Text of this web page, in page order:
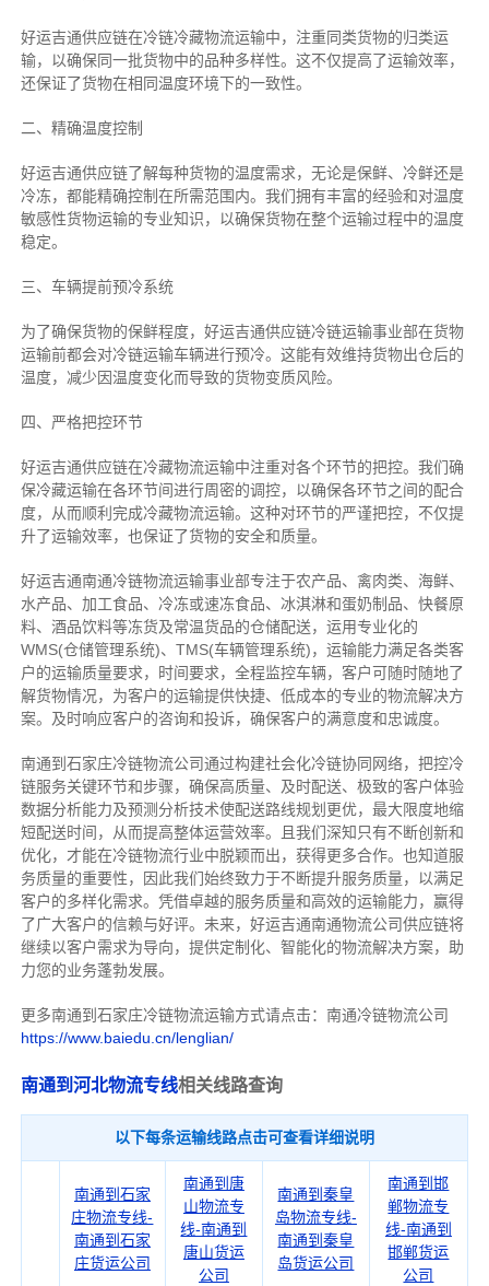
好运吉通供应链在冷链冷藏物流运输中，注重同类货物的归类运
输，以确保同一批货物中的品种多样性。这不仅提高了运输效率，
还保证了货物在相同温度环境下的一致性。
二、 精确温度控制
好运吉通供应链了解每种货物的温度需求，无论是保鲜、冷鲜还是
冷冻，都能精确控制在所需范围内。我们拥有丰富的经验和对温度
敏感性货物运输的专业知识，以确保货物在整个运输过程中的温度
稳定。
三、车辆提前预冷系统
为了确保货物的保鲜程度，好运吉通供应链冷链运输事业部在货物
运输前都会对冷链运输车辆进行预冷。这能有效维持货物出仓后的
温度，减少因温度变化而导致的货物变质风险。
四、严格把控环节
好运吉通供应链在冷藏物流运输中注重对各个环节的把控。我们确
保冷藏运输在各环节间进行周密的调控，以确保各环节之间的配合
度，从而顺利完成冷藏物流运输。这种对环节的严谨把控，不仅提
升了运输效率，也保证了货物的安全和质量。
好运吉通南通冷链物流运输事业部专注于农产品、禽肉类、海鲜、
水产品、加工食品、冷冻或速冻食品、冰淇淋和蛋奶制品、快餐原
料、酒品饮料等冻货及常温货品的仓储配送，运用专业化的
WMS(仓储管理系统)、TMS(车辆管理系统)，运输能力满足各类客
户的运输质量要求，时间要求，全程监控车辆，客户可随时随地了
解货物情况，为客户的运输提供快捷、低成本的专业的物流解决方
案。及时响应客户的咨询和投诉，确保客户的满意度和忠诚度。
南通到石家庄冷链物流公司通过构建社会化冷链协同网络，把控冷
链服务关键环节和步骤，确保高质量、及时配送、极致的客户体验
数据分析能力及预测分析技术使配送路线规划更优，最大限度地缩
短配送时间，从而提高整体运营效率。且 我们深知 只有不断创新和
优化，才能在冷链物流行业中脱颖而出，获得更多合作。也知道服
务质量的重要性，因此我们始终致力于不断提升服务质量，以满足
客户的多样化需求。 凭借卓越的服务质量和高效的运输能力，赢得
了广大客户的信赖与好评。 未来，好运吉通南通物流公司供应链将
继续以客户需求为导向，提供定制化、智能化的物流解决方案，助
力您的业务蓬勃发展。
更多南通到石家庄冷链物流运输方式请点击：南通冷链物流公司
https://www.baiedu.cn/lenglian/
南通到河北物流专线相关线路查询
以下每条运输线路点击可查看详细说明
南通到石家
庄物流专线-
南通到石家
庄货运公司
南通到唐
山物流专
线-南通到
唐山货运
公司
南通到秦皇
岛物流专线-
南通到秦皇
岛货运公司
南通到邯
郸物流专
线-南通到
邯郸货运
公司